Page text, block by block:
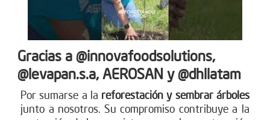
Gracias a @innovafoodsolutions,
@levapan.s.a, AEROSAN y @dhllatam
Por sumarse a la reforestación y sembrar árboles
junto a nosotros. Su compromiso contribuye a la